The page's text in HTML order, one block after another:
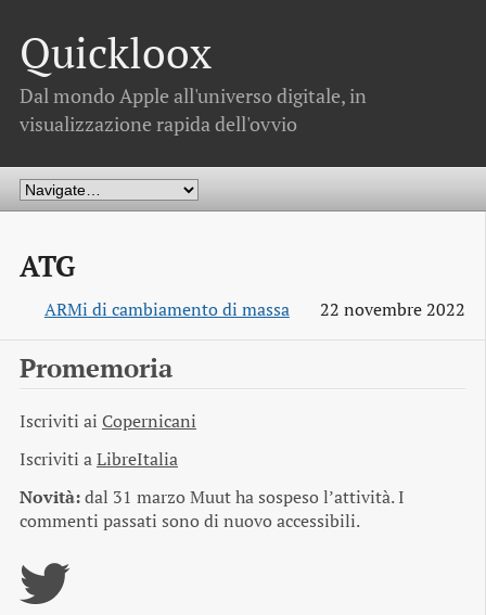
Quickloox
Dal mondo Apple all'universo digitale, in
visualizzazione rapida dell'ovvio
ATG
ARMi di cambiamento di massa 22 novembre 2022
Promemoria
Iscriviti ai Copernicani
Iscriviti aLibreItalia
Novità:dal 31 marzo Muut ha sospeso l’attività. I
commenti passati sono di nuovo accessibili.